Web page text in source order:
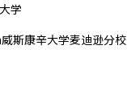
学
斯康辛大学麦迪逊分校